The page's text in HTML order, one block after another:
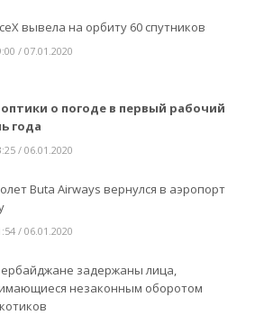
вывела на орбиту 60 спутников
/ 07.01.2020
о погоде в первый рабочий
года
/ 06.01.2020
Buta Airways вернулся в аэропорт
/ 06.01.2020
задержаны лица,
незаконным оборотом